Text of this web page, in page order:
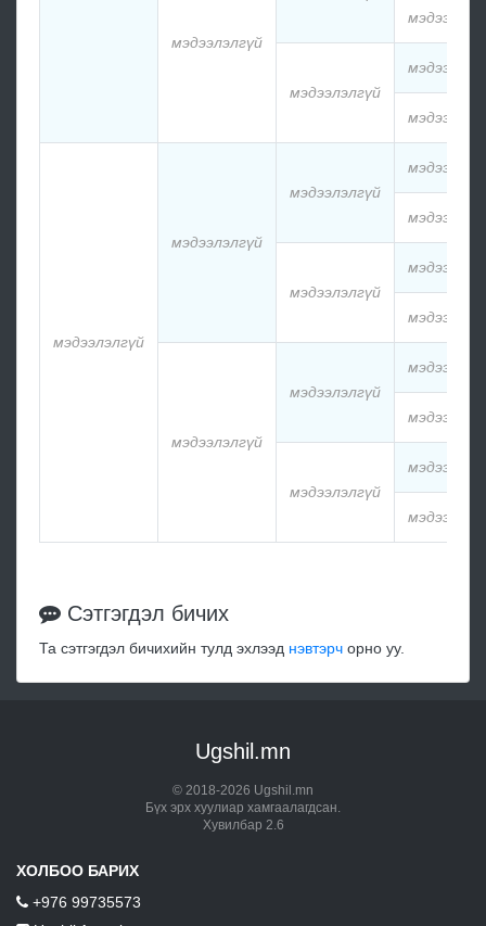
мэдээлэлгүй
мэдээлэлгүй
мэдээлэлгүй
мэдээлэлгүй
мэдээлэлгүй
мэдээлэлгүй
мэдээлэлгүй
мэдээлэлгүй
мэдээлэлгүй
Сэтгэгдэл бичих
Та сэтгэгдэл бичихийн тулд эхлээд нэвтэрч орно уу.
Ugshil.mn
© 2018-2026 Ugshil.mn
Бүх эрх хуулиар хамгаалагдсан.
Хувилбар 2.6
ХОЛБОО БАРИХ
+976 99735573